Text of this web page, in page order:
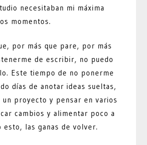
necesitaban mi máxima
momentos.
por más que pare, por más
de escribir, no puedo
Este tiempo de no ponerme
días de anotar ideas sueltas,
un proyecto y pensar en varios
cambios y alimentar poco a
esto, las ganas de volver.